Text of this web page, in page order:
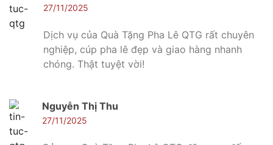
27/11/2025
Dịch vụ của Quà Tặng Pha Lê QTG rất chuyên
nghiệp, cúp pha lê đẹp và giao hàng nhanh
chóng. Thật tuyệt vời!
Nguyễn Thị Thu
27/11/2025